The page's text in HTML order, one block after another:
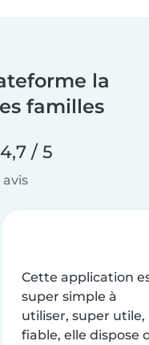
la
familles
4,7 / 5
Cette application
super simple à
utiliser, super utile,
fiable, elle dispose